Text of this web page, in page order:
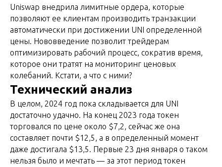
Uniswap внедрила лимитные ордера, которые
позволяют ее клиентам производить транзакции
автоматически при достижении UNI определенной
цены. Нововведение позволит трейдерам
оптимизировать рабочий процесс, сократив время,
которое они тратят на мониторинг ценовых
колебаний. Кстати, а что с ними?
Технический анализ
В целом, 2024 год пока складывается для UNI
достаточно удачно. На конец 2023 года токен
торговался по цене около $7,2, сейчас же она
составляет почти $12,5, а в определенный момент
даже достигала $13,5. Первые 23 дня января о таком
нельзя было и мечтать — за этот период токен